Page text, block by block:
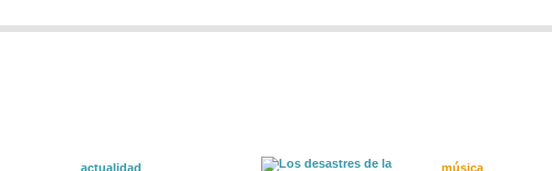
actualidad música